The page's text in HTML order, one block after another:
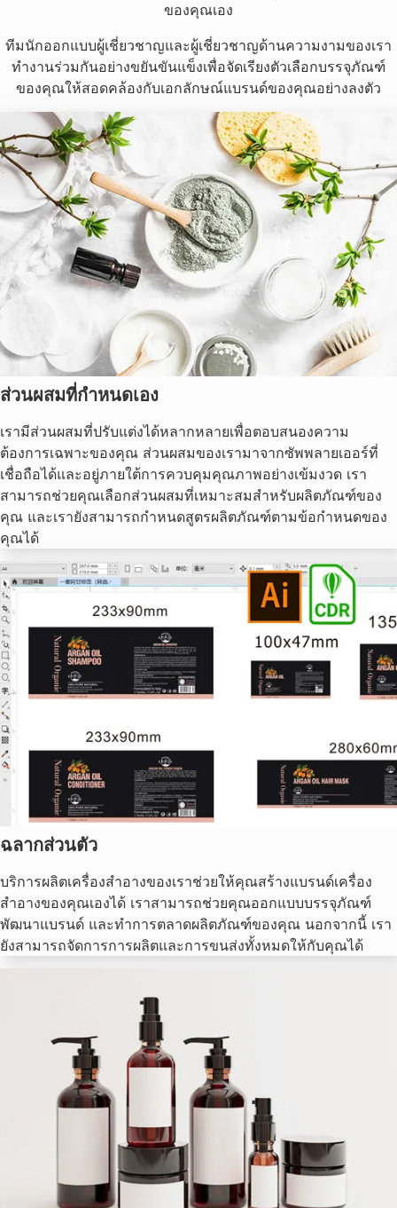
ของคุณเอง
ทีมนักออกแบบผู้เชี่ยวชาญและผู้เชี่ยวชาญด้านความงามของเรา
ทำงานร่วมกันอย่างขยันขันแข็งเพื่อจัดเรียงตัวเลือกบรรจุภัณฑ์
ของคุณให้สอดคล้องกับเอกลักษณ์แบรนด์ของคุณอย่างลงตัว
ส่วนผสมที่กำหนดเอง
เรามีส่วนผสมที่ปรับแต่งได้หลากหลายเพื่อตอบสนองความ
ต้องการเฉพาะของคุณ ส่วนผสมของเรามาจากซัพพลายเออร์ที่
เชื่อถือได้และอยู่ภายใต้การควบคุมคุณภาพอย่างเข้มงวด เรา
สามารถช่วยคุณเลือกส่วนผสมที่เหมาะสมสำหรับผลิตภัณฑ์ของ
คุณ และเรายังสามารถกำหนดสูตรผลิตภัณฑ์ตามข้อกำหนดของ
คุณได้
ฉลากส่วนตัว
บริการผลิตเครื่องสำอางของเราช่วยให้คุณสร้างแบรนด์เครื่อง
สำอางของคุณเองได้ เราสามารถช่วยคุณออกแบบบรรจุภัณฑ์
พัฒนาแบรนด์ และทำการตลาดผลิตภัณฑ์ของคุณ นอกจากนี้ เรา
ยังสามารถจัดการการผลิตและการขนส่งทั้งหมดให้กับคุณได้